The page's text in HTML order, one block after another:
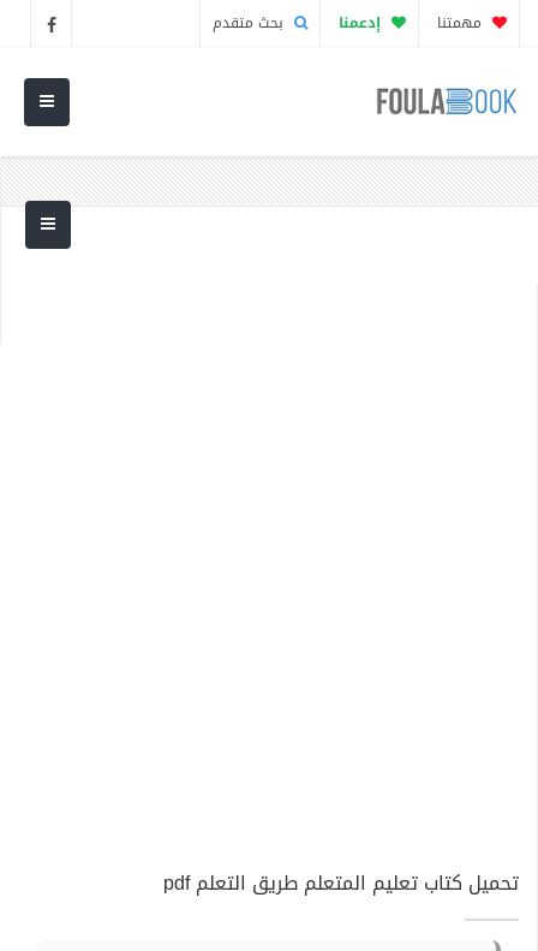
مهمتنا إدعمنا بحث متقدم
تحميل كتاب تعليم المتعلم طريق التعلم pdf